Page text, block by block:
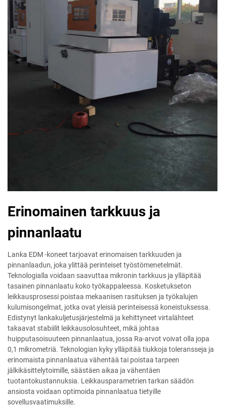
Erinomainen tarkkuus ja
pinnanlaatu
Lanka EDM -koneet tarjoavat erinomaisen tarkkuuden ja
pinnanlaadun, joka ylittää perinteiset työstömenetelmät.
Teknologialla voidaan saavuttaa mikronin tarkkuus ja ylläpitää
tasainen pinnanlaatu koko työkappaleessa. Kosketukseton
leikkausprosessi poistaa mekaanisen rasituksen ja työkalujen
kulumisongelmat, jotka ovat yleisiä perinteisessä koneistuksessa.
Edistynyt lankakuljetusjärjestelmä ja kehittyneet virtalähteet
takaavat stabiilit leikkausolosuhteet, mikä johtaa
huipputasoisuuteen pinnanlaatua, jossa Ra-arvot voivat olla jopa
0,1 mikrometriä. Teknologian kyky ylläpitää tiukkoja toleransseja ja
erinomaista pinnanlaatua vähentää tai poistaa tarpeen
jälkikäsittelytoimille, säästäen aikaa ja vähentäen
tuotantokustannuksia. Leikkausparametrien tarkan säädön
ansiosta voidaan optimoida pinnanlaatua tietyille
sovellusvaatimuksille.